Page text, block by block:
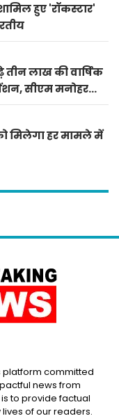
हुए 'रॉकस्टार'
तीन लाख की वार्षिक
सीएम मनोहर
मिलेगा हर मामले में
platform committed
news from
to provide factual
of our readers.